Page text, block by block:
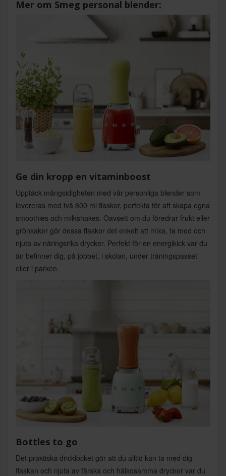
Mer om Smeg personal blender:
Ge din kropp en vitaminboost
Upptäck mångsidigheten med vår personliga blender som
levereras med två 600 ml flaskor, perfekta för att skapa egna
smoothies och milkshakes. Oavsett om du föredrar frukt eller
grönsaker gör dessa flaskor det enkelt att mixa, ta med och
njuta av näringsrika drycker. Perfekt för en energikick var du
än befinner dig, på jobbet, i skolan, under träningspasset
eller i parken.
Bottles to go
Det praktiska dricklocket gör att du alltid kan ta med dig
flaskan och njuta av färska och hälsosamma drycker var du